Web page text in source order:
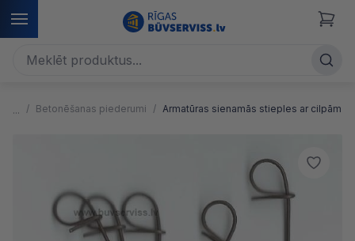
Betonēšanas piederumi Armatūras sienamās stieples ar cilpām